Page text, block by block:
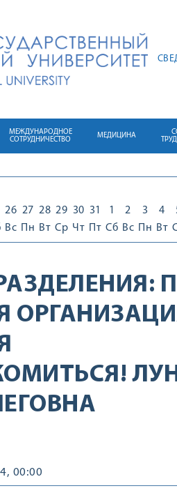
МЕЖДУНАРОДНОЕ
СОТРУДНИЧЕСТВО
МЕДИЦИНА
26
Вс
27
Пн
28
Вт
29
Ср
30
Чт
31
Пт
1
Сб
2
Вс
3
Пн
4
Вт
00:00